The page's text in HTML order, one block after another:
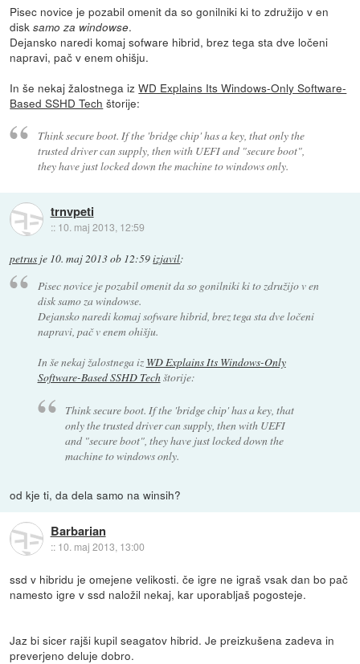
Pisec novice je pozabil omenit da so gonilniki ki to združijo v en
disksamo za windowse.
Dejansko naredi komaj sofware hibrid, brez tega sta dve ločeni
napravi, pač v enem ohišju.
In še nekaj žalostnega izWD Explains Its Windows-Only Software-
Based SSHD Tech štorije:
Think secure boot. If the 'bridge chip' has a key, that only the
trusted driver can supply, then with UEFI and "secure boot",
they have just locked down the machine to windows only.
trnvpeti
:: 10. maj 2013, 12:59
petrus je 10. maj 2013 ob 12:59izjavil:
Pisec novice je pozabil omenit da so gonilniki ki to združijo v en
disksamo za windowse.
Dejansko naredi komaj sofware hibrid, brez tega sta dve ločeni
napravi, pač v enem ohišju.
In še nekaj žalostnega iz WD Explains Its Windows-Only
Software-Based SSHD Techštorije:
Think secure boot. If the 'bridge chip' has a key, that
only the trusted driver can supply, then with UEFI
and "secure boot", they have just locked down the
machine to windows only.
od kje ti, da dela samo na winsih?
Barbarian
:: 10. maj 2013, 13:00
ssd v hibridu je omejene velikosti. če igre ne igraš vsak dan bo pač
namesto igre v ssd naložil nekaj, kar uporabljaš pogosteje.
Jaz bi sicer rajši kupil seagatov hibrid. Je preizkušena zadeva in
preverjeno deluje dobro.